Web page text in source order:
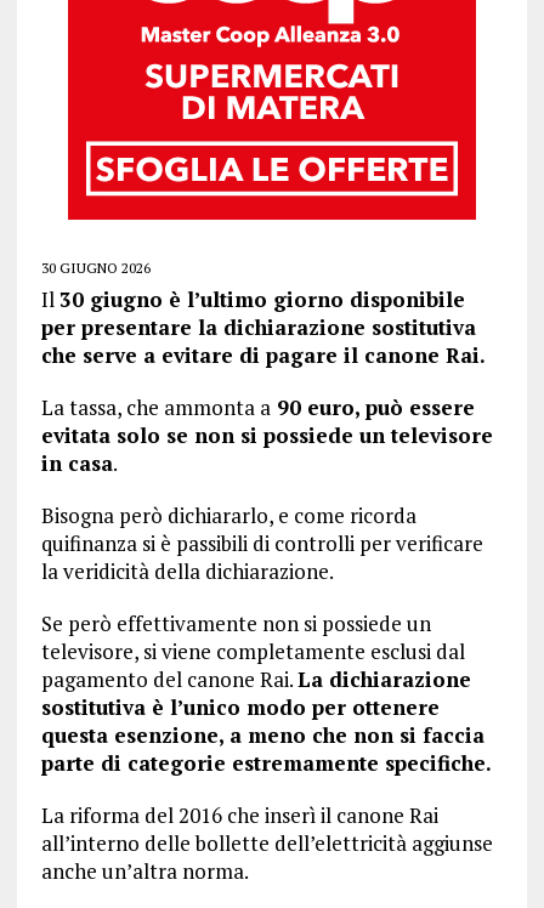
30 GIUGNO 2026
Il30 giugno è l’ultimo giorno disponibile
per presentare la dichiarazione sostitutiva
che serve a evitare di pagare il canone Rai.
La tassa, che ammonta a90 euro, può essere
evitata solo se non si possiede un televisore
in casa.
Bisogna però dichiararlo, e come ricorda
quifinanza si è passibili di controlli per verificare
la veridicità della dichiarazione.
Se però effettivamente non si possiede un
televisore, si viene completamente esclusi dal
pagamento del canone Rai.La dichiarazione
sostitutiva è l’unico modo per ottenere
questa esenzione, a meno che non si faccia
parte di categorie estremamente specifiche.
La riforma del 2016 che inserì il canone Rai
all’interno delle bollette dell’elettricità aggiunse
anche un’altra norma.